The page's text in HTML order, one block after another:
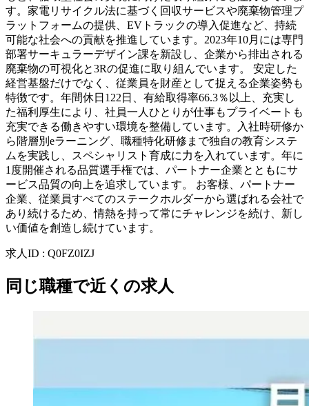
す。家電リサイクル法に基づく回収サービスや廃棄物管理プ
ラットフォームの提供、EVトラックの導入促進など、持続
可能な社会への貢献を推進しています。2023年10月には専門
部署サーキュラーデザイン課を新設し、企業から排出される
廃棄物の可視化と3Rの促進に取り組んでいます。 安定した
経営基盤だけでなく、従業員を財産として捉える企業姿勢も
特徴です。年間休日122日、有給取得率66.3％以上、充実し
た福利厚生により、社員一人ひとりが仕事もプライベートも
充実できる働きやすい環境を整備しています。入社時研修か
ら階層別eラーニング、職種特化研修まで独自の教育システ
ムを実践し、スペシャリスト育成に力を入れています。年に
1度開催される品質選手権では、パートナー企業とともにサ
ービス品質の向上を追求しています。 お客様、パートナー
企業、従業員すべてのステークホルダーから選ばれる会社で
あり続けるため、情熱を持って常にチャレンジを続け、新し
い価値を創造し続けています。
求人ID : Q0FZ0IZJ
同じ職種で近くの求人